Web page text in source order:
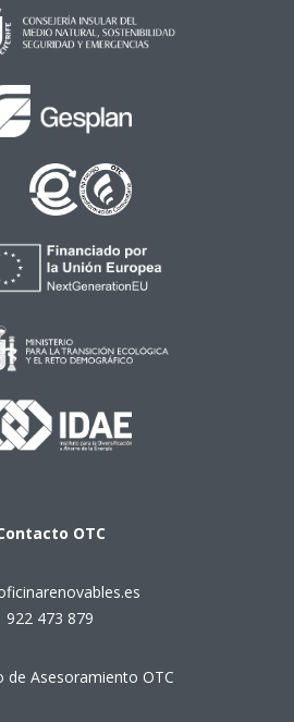
OTC
922 473 879
de Asesoramiento OTC